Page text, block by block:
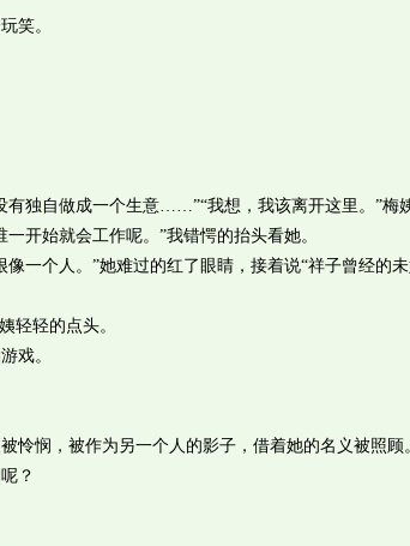
笑。
独自做成一个生意……”“我想，我该离开这里。”梅
开始就会工作呢。”我错愕的抬头看她。
个人。”她难过的红了眼睛，接着说“祥子曾经的
轻的点头。
戏。
悯，被作为另一个人的影子，借着她的名义被照顾。
？